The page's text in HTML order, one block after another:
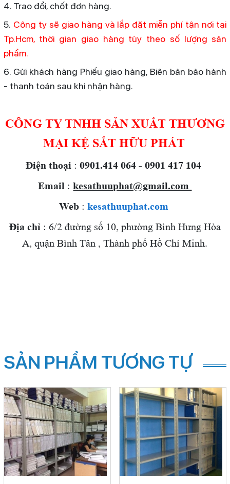
4. Trao đổi, chốt đơn hàng.
5. Công ty sẽ giao hàng và lắp đặt miễn phí tận nơi tại
Tp.Hcm, thời gian giao hàng tùy theo số lượng sản
phẩm.
6. Gửi khách hàng Phiếu giao hàng, Biên bản bảo hành
- thanh toán sau khi nhận hàng.
CÔNG TY TNHH SẢN XUẤT THƯƠNG
MẠI KỆ SẮT HỮU PHÁT
Điện thoại : 0901.414 064 - 0901 417 104
Email :kesathuuphat@gmail.com
Web : kesathuuphat.com
Địa chỉ : 6/2 đường số 10, phường Bình Hưng Hòa
A, quận Bình Tân , Thành phố Hồ Chí Minh.
SẢN PHẨM TƯƠNG TỰ